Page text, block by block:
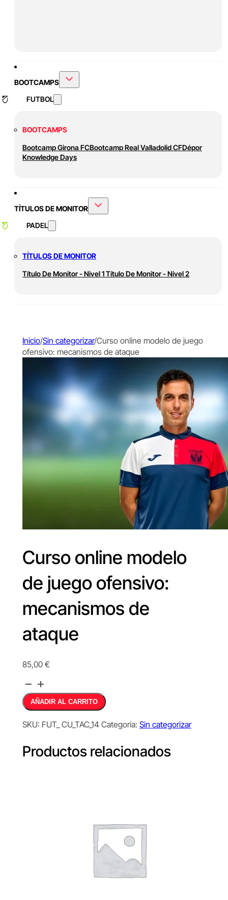
BOOTCAMPS
FUTBOL
BOOTCAMPS
Bootcamp Girona FCBootcamp Real Valladolid CFDépor
Knowledge Days
TÍTULOS DE MONITOR
PADEL
TÍTULOS DE MONITOR
Título De Monitor - Nivel 1Título De Monitor - Nivel 2
Inicio/Sin categorizar/Curso online modelo de juego
ofensivo: mecanismos de ataque
Curso online modelo
de juego ofensivo:
mecanismos de
ataque
85,00 €
Curso
online
modelo
juego
mecanismos
AÑADIR AL CARRITO Alternative:
SKU: FUT_ CU_TAC_14 Categoría: Sin categorizar
Productos relacionados